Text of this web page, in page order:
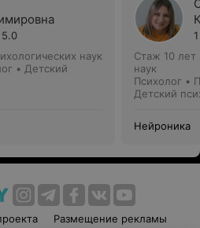
5.0
наук
• Детский
Стаж 10 лет
наук
Психолог •
Детский
Нейроника
Размещение рекламы